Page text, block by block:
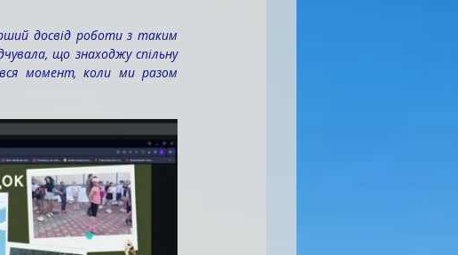
досвід роботи з таким
що знаходжу спільну
момент, коли ми разом